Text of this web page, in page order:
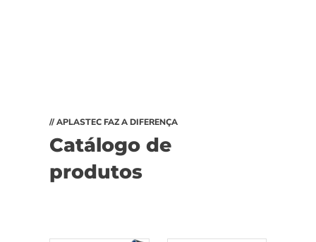
// APLASTEC FAZ A DIFERENÇA
Catálogo de
produtos